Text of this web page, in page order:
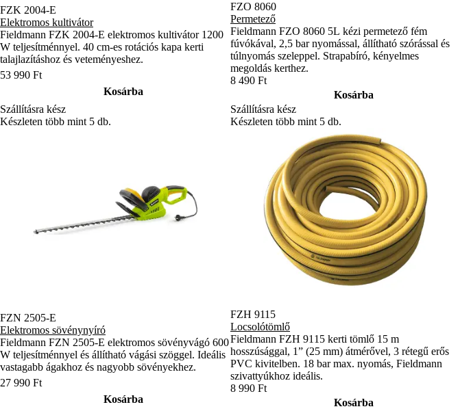
FZK 2004-E
Elektromos kultivátor
Fieldmann FZK 2004-E elektromos kultivátor 1200
W teljesítménnyel. 40 cm-es rotációs kapa kerti
talajlazításhoz és veteményeshez.
53 990 Ft
Kosárba
Szállításra kész
Készleten több mint 5 db.
FZO 8060
Permetező
Fieldmann FZO 8060 5L kézi permetező fém
fúvókával, 2,5 bar nyomással, állítható szórással és
túlnyomás szeleppel. Strapabíró, kényelmes
megoldás kerthez.
8 490 Ft
Kosárba
Szállításra kész
Készleten több mint 5 db.
FZN 2505-E
Elektromos sövénynyíró
Fieldmann FZN 2505-E elektromos sövényvágó 600
W teljesítménnyel és állítható vágási szöggel. Ideális
vastagabb ágakhoz és nagyobb sövényekhez.
27 990 Ft
Kosárba
FZH 9115
Locsolótömlő
Fieldmann FZH 9115 kerti tömlő 15 m
hosszúsággal, 1” (25 mm) átmérővel, 3 rétegű erős
PVC kivitelben. 18 bar max. nyomás, Fieldmann
szivattyúkhoz ideális.
8 990 Ft
Kosárba